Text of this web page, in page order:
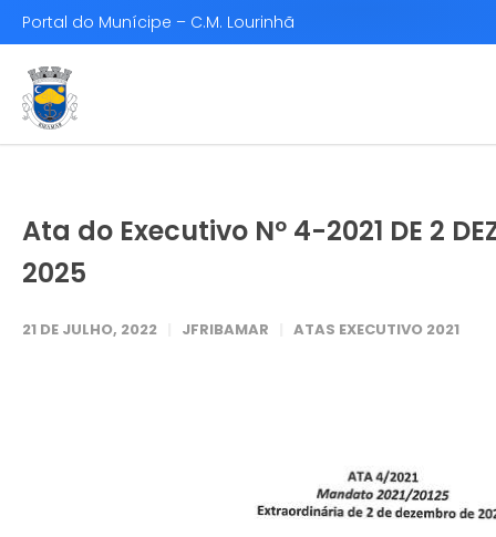
Portal do Munícipe – C.M. Lourinhã
Ata do Executivo Nº 4-2021 DE 2
2025
21 DE JULHO, 2022 JFRIBAMAR ATAS EXECUTIVO 2021